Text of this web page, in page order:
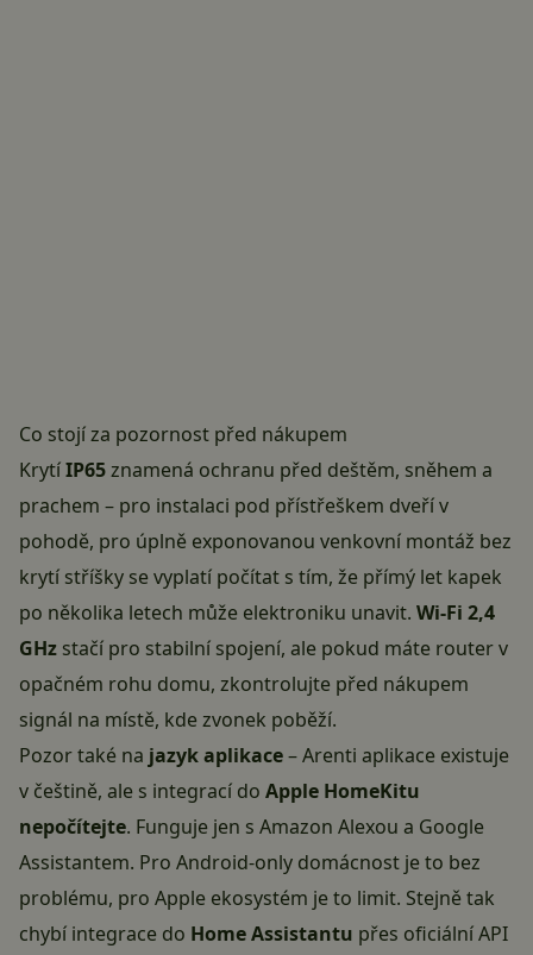
Co stojí za pozornost před nákupem
KrytíIP65znamená ochranu před deštěm, sněhem a
prachem – pro instalaci pod přístřeškem dveří v
pohodě, pro úplně exponovanou venkovní montáž bez
krytí stříšky se vyplatí počítat s tím, že přímý let kapek
po několika letech může elektroniku unavit. Wi-Fi 2,4
GHz stačí pro stabilní spojení, ale pokud máte router v
opačném rohu domu, zkontrolujte před nákupem
signál na místě, kde zvonek poběží.
Pozor také na jazyk aplikace– Arenti aplikace existuje
v češtině, ale s integrací do Apple HomeKitu
nepočítejte. Funguje jen s Amazon Alexou a Google
Assistantem. Pro Android-only domácnost je to bez
problému, pro Apple ekosystém je to limit. Stejně tak
chybí integrace do Home Assistantu přes oficiální API